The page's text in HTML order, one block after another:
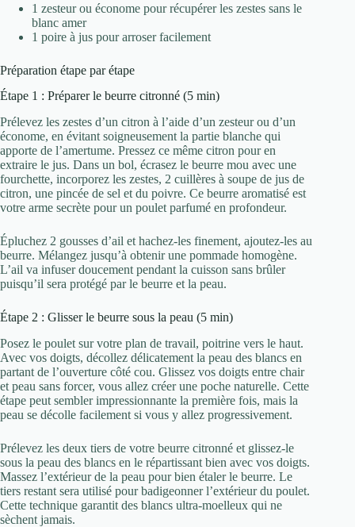
1 zesteur ou économe pour récupérer les zestes sans le
blanc amer
1 poire à jus pour arroser facilement
Préparation étape par étape
Étape 1 : Préparer le beurre citronné (5 min)
Prélevez les zestes d’un citron à l’aide d’un zesteur ou d’un
économe, en évitant soigneusement la partie blanche qui
apporte de l’amertume. Pressez ce même citron pour en
extraire le jus. Dans un bol, écrasez le beurre mou avec une
fourchette, incorporez les zestes, 2 cuillères à soupe de jus de
citron, une pincée de sel et du poivre. Ce beurre aromatisé est
votre arme secrète pour un poulet parfumé en profondeur.
Épluchez 2 gousses d’ail et hachez-les finement, ajoutez-les au
beurre. Mélangez jusqu’à obtenir une pommade homogène.
L’ail va infuser doucement pendant la cuisson sans brûler
puisqu’il sera protégé par le beurre et la peau.
Étape 2 : Glisser le beurre sous la peau (5 min)
Posez le poulet sur votre plan de travail, poitrine vers le haut.
Avec vos doigts, décollez délicatement la peau des blancs en
partant de l’ouverture côté cou. Glissez vos doigts entre chair
et peau sans forcer, vous allez créer une poche naturelle. Cette
étape peut sembler impressionnante la première fois, mais la
peau se décolle facilement si vous y allez progressivement.
Prélevez les deux tiers de votre beurre citronné et glissez-le
sous la peau des blancs en le répartissant bien avec vos doigts.
Massez l’extérieur de la peau pour bien étaler le beurre. Le
tiers restant sera utilisé pour badigeonner l’extérieur du poulet.
Cette technique garantit des blancs ultra-moelleux qui ne
sèchent jamais.